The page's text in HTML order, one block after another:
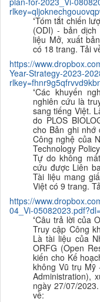
‘Tóm tắt chiến
(ODI) - bản
liệu Mở, xuất
có 18 trang. Tải
https://
Year-Strategy-2023-
‘Các khuyến
nghiên cứu là
sang tiếng Việt.
do PLOS
cho Bản ghi nhớ
Công nghệ của
Technology Policy
Tự do không
cứu được Liên
Tài liệu mang
Việt có 9 trang.
https://
04_Vi-
‘Câu trả lời của
Truy cập Công
Là tài liệu của
ORFG (Open
kiến cho Kế
không Vũ trụ Mỹ
Administration),
ngày 27/07/
về: